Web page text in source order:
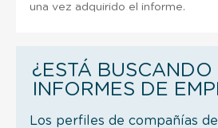
una vez adquirido el informe.
¿ESTÁ BUSCANDO
INFORMES DE
Los perfiles de compañías